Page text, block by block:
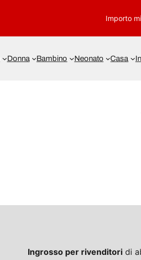
Importo
Donna Bambino Neonato Casa
Ingrosso per rivenditori di